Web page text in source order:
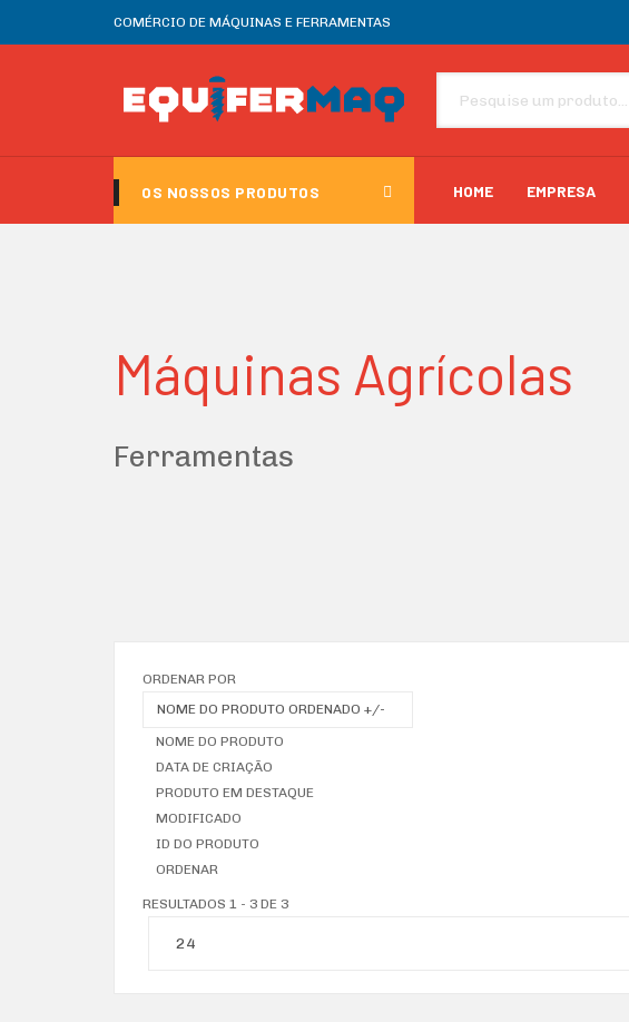
COMÉRCIO DE MÁQUINAS E FERRAMENTAS
OS NOSSOS PRODUTOS HOME EMPRESA
Máquinas Agrícolas
Ferramentas
ORDENAR POR
NOME DO PRODUTO ORDENADO +/-
NOME DO PRODUTO
DATA DE CRIAÇÃO
PRODUTO EM DESTAQUE
MODIFICADO
ID DO PRODUTO
ORDENAR
RESULTADOS 1 - 3 DE 3